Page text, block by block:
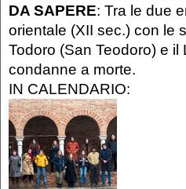
DA SAPERE: Tra le due
orientale (XII sec.) con le
Todoro (San Teodoro) e
condanne a morte.
IN CALENDARIO: